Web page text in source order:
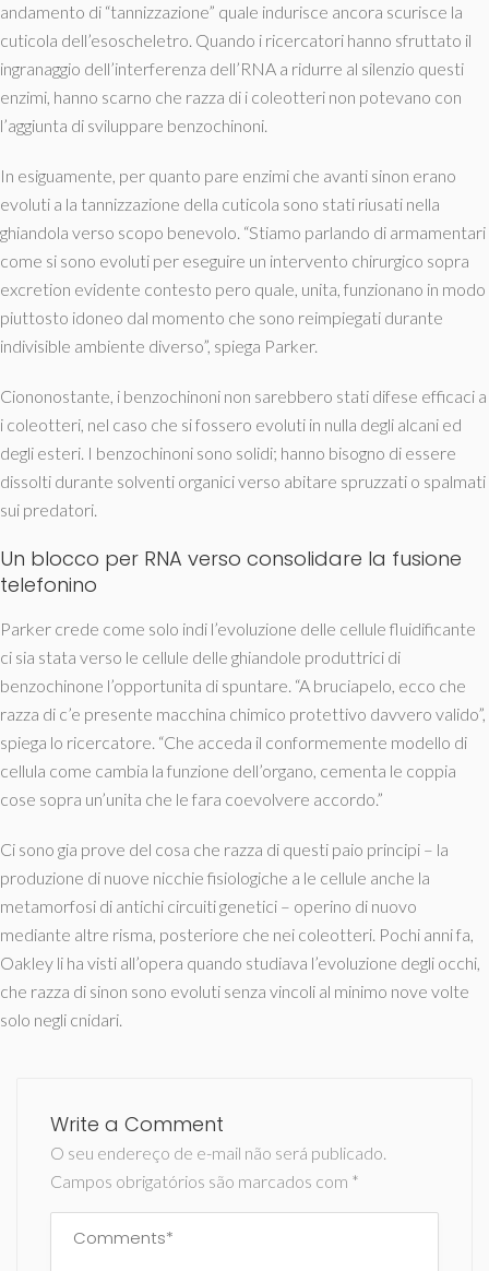
andamento di “tannizzazione” quale indurisce ancora scurisce la
cuticola dell’esoscheletro. Quando i ricercatori hanno sfruttato il
ingranaggio dell’interferenza dell’RNA a ridurre al silenzio questi
enzimi, hanno scarno che razza di i coleotteri non potevano con
l’aggiunta di sviluppare benzochinoni.
In esiguamente, per quanto pare enzimi che avanti sinon erano
evoluti a la tannizzazione della cuticola sono stati riusati nella
ghiandola verso scopo benevolo. “Stiamo parlando di armamentari
come si sono evoluti per eseguire un intervento chirurgico sopra
excretion evidente contesto pero quale, unita, funzionano in modo
piuttosto idoneo dal momento che sono reimpiegati durante
indivisible ambiente diverso”, spiega Parker.
Ciononostante, i benzochinoni non sarebbero stati difese efficaci a
i coleotteri, nel caso che si fossero evoluti in nulla degli alcani ed
degli esteri. I benzochinoni sono solidi; hanno bisogno di essere
dissolti durante solventi organici verso abitare spruzzati o spalmati
sui predatori.
Un blocco per RNA verso consolidare la fusione
telefonino
Parker crede come solo indi l’evoluzione delle cellule fluidificante
ci sia stata verso le cellule delle ghiandole produttrici di
benzochinone l’opportunita di spuntare. “A bruciapelo, ecco che
razza di c’e presente macchina chimico protettivo davvero valido”,
spiega lo ricercatore. “Che acceda il conformemente modello di
cellula come cambia la funzione dell’organo, cementa le coppia
cose sopra un’unita che le fara coevolvere accordo.”
Ci sono gia prove del cosa che razza di questi paio principi – la
produzione di nuove nicchie fisiologiche a le cellule anche la
metamorfosi di antichi circuiti genetici – operino di nuovo
mediante altre risma, posteriore che nei coleotteri. Pochi anni fa,
Oakley li ha visti all’opera quando studiava l’evoluzione degli occhi,
che razza di sinon sono evoluti senza vincoli al minimo nove volte
solo negli cnidari.
Write a Comment
O seu endereço de e-mail não será publicado.
Campos obrigatórios são marcados com *